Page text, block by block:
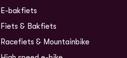
E-bakfiets
Fiets & Bakfiets
Racefiets & Mountainbike